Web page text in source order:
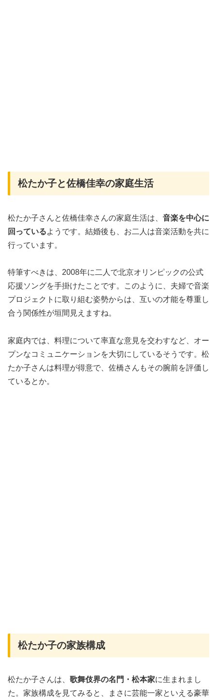
松たか子と佐橋佳幸の家庭生活
松たか子さんと佐橋佳幸さんの家庭生活は、 音楽を中心に
回っているようです。結婚後も、お二人は音楽活動を共に
行っています。
特筆すべきは、2008年に二人で北京オリンピックの公式
応援ソングを手掛けたことです。このように、夫婦で音楽
プロジェクトに取り組む姿勢からは、互いの才能を尊重し
合う関係性が垣間見えますね。
家庭内では、料理について率直な意見を交わすなど、オー
プンなコミュニケーションを大切にしているそうです。松
たか子さんは料理が得意で、佐橋さんもその腕前を評価し
ているとか。
松たか子の家族構成
松たか子さんは、 歌舞伎界の名門・松本家に生まれまし
た。家族構成を見てみると、まさに芸能一家といえる豪華